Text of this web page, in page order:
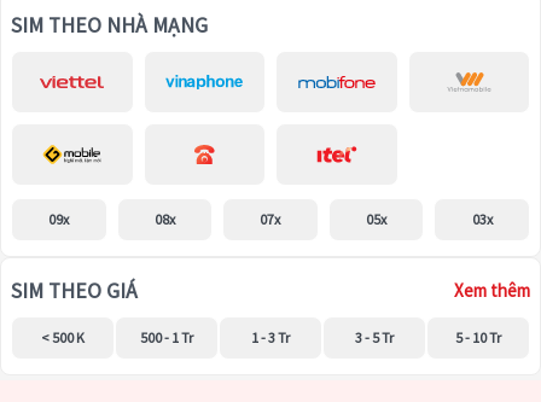
SIM THEO NHÀ MẠNG
09x 08x 07x 05x 03x
SIM THEO GIÁ Xem thêm
< 500 K 500 - 1 Tr 1 - 3 Tr 3 - 5 Tr 5 - 10 Tr